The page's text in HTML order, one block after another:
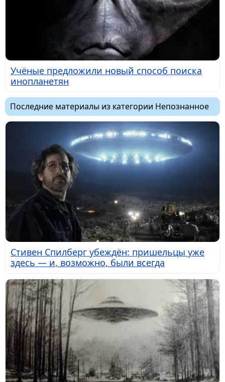
Учёные предложили новый способ поиска
инопланетян
Последние материалы из категории Непознанное
Стивен Спилберг убеждён: пришельцы уже
здесь — и, возможно, были всегда